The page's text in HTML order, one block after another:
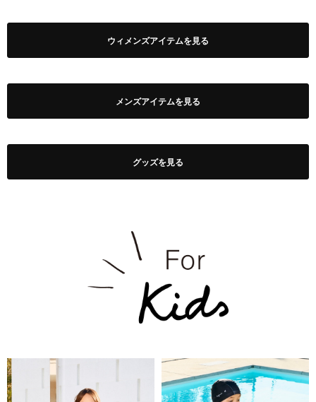
ウィメンズアイテムを見る
メンズアイテムを見る
グッズを見る